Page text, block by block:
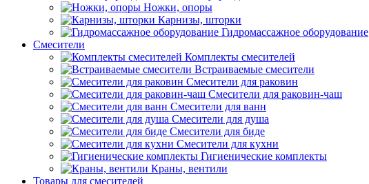
Ножки, опоры
Карнизы, шторки
Гидромассажное оборудование
Смесители
Комплекты смесителей
Встраиваемые смесители
Смесители для раковин
Смесители для раковин-чаш
Смесители для ванн
Смесители для душа
Смесители для биде
Смесители для кухни
Гигиенические комплекты
Краны, вентили
Товары для смесителей